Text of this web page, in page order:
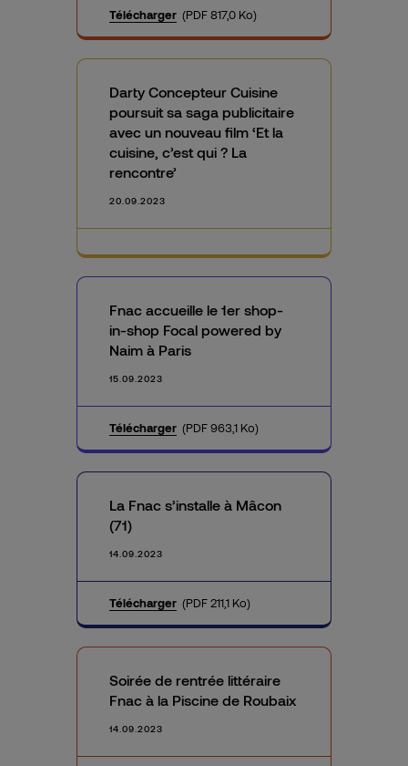
Télécharger (PDF 817,0 Ko)
Darty Concepteur Cuisine
poursuit sa saga publicitaire
avec un nouveau film ‘Et la
cuisine, c’est qui ? La
rencontre’
20.09.2023
Fnac accueille le 1er shop-
in-shop Focal powered by
Naim à Paris
15.09.2023
Télécharger (PDF 963,1 Ko)
La Fnac s’installe à Mâcon
(71)
14.09.2023
Télécharger (PDF 211,1 Ko)
Soirée de rentrée littéraire
Fnac à la Piscine de Roubaix
14.09.2023